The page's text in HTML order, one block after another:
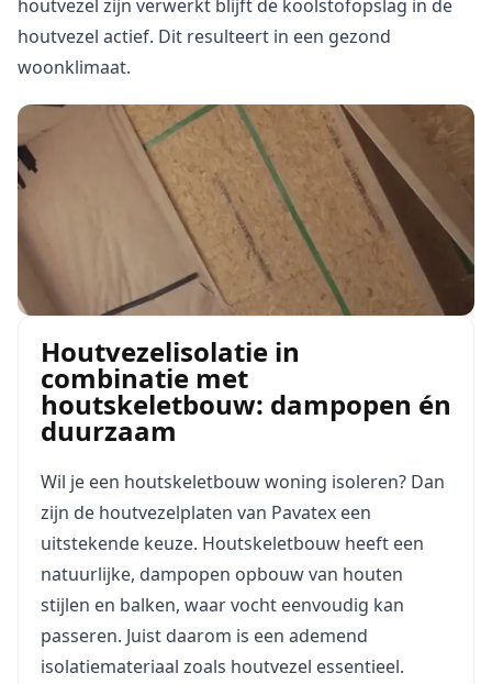
houtvezel zijn verwerkt blijft de koolstofopslag in de
houtvezel actief. Dit resulteert in een gezond
woonklimaat.
Houtvezelisolatie in
combinatie met
houtskeletbouw: dampopen én
duurzaam
Wil je een houtskeletbouw woning isoleren? Dan
zijn de houtvezelplaten van Pavatex een
uitstekende keuze. Houtskeletbouw heeft een
natuurlijke, dampopen opbouw van houten
stijlen en balken, waar vocht eenvoudig kan
passeren. Juist daarom is een ademend
isolatiemateriaal zoals houtvezel essentieel.